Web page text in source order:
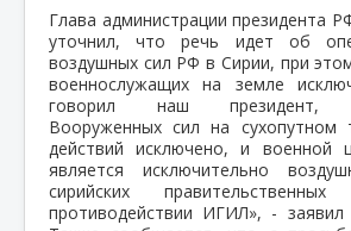
Глава администрации президента
уточнил, что речь идет об
воздушных сил РФ в Сирии, при
военнослужащих на земле
говорил наш президент,
Вооруженных сил на сухопутном
действий исключено, и военной
является исключительно
сирийских
противодействии ИГИЛ», - заявил